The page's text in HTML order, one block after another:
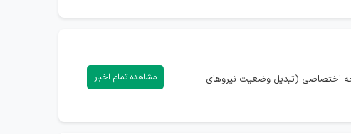
اختصاصی (تبدیل وضعیت نیروهای
مشاهده تمام اخبار